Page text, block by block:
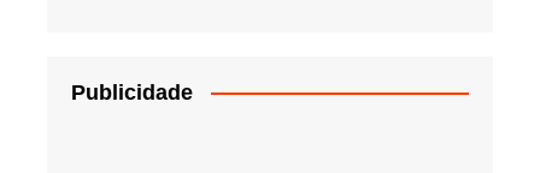
Publicidade